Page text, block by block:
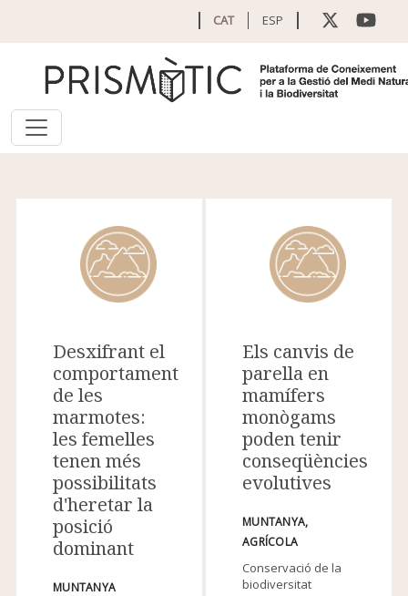
CAT ESP
Desxifrant el
comportament
de les
marmotes:
les femelles
tenen més
possibilitats
d'heretar la
posició
dominant
MUNTANYA
Els canvis de
parella en
mamífers
monògams
poden tenir
conseqüències
evolutives
MUNTANYA
AGRÍCOLA
Conservació de la
biodiversitat